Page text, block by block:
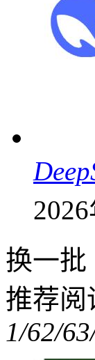
换一批
推荐阅
1/62/6